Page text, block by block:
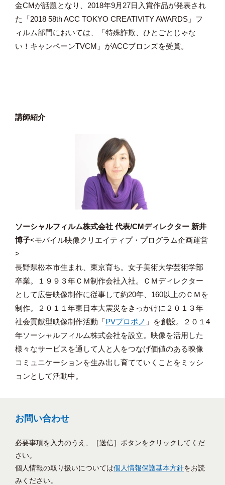
金CMが話題となり、2018年9月27日入賞作品が発表され
た「2018 58th ACC TOKYO CREATIVITY AWARDS」フ
ィルム部門においては、「特殊詐欺、ひとごとじゃな
い！キャンペーンTVCM」がACCブロンズを受賞。
講師紹介
ソーシャルフィルム株式会社 代表/CMディレクター 新井
博子<モバイル映像クリエイティプ・プログラム企画運営
>
長野県松本市生まれ、東京育ち。女子美術大学芸術学部
卒業。１９９３年ＣＭ制作会社入社。ＣＭディレクター
として広告映像制作に従事して約20年、160以上のＣＭを
制作。２０１１年東日本大震災をきっかけに２０１３年
社会貢献型映像制作活動「PVプロボノ 」を創設。２０１4
年ソーシャルフィルム株式会社を設立。映像を活用した
様々なサービスを通して人と人をつなげ価値のある映像
コミュニケーションを生み出し育てていくことをミッシ
ョンとして活動中。
お問い合わせ
必要事項を入力のうえ、［送信］ボタンをクリックしてくだ
さい。
個人情報の取り扱いについては個人情報保護基本方針をお読
みください。